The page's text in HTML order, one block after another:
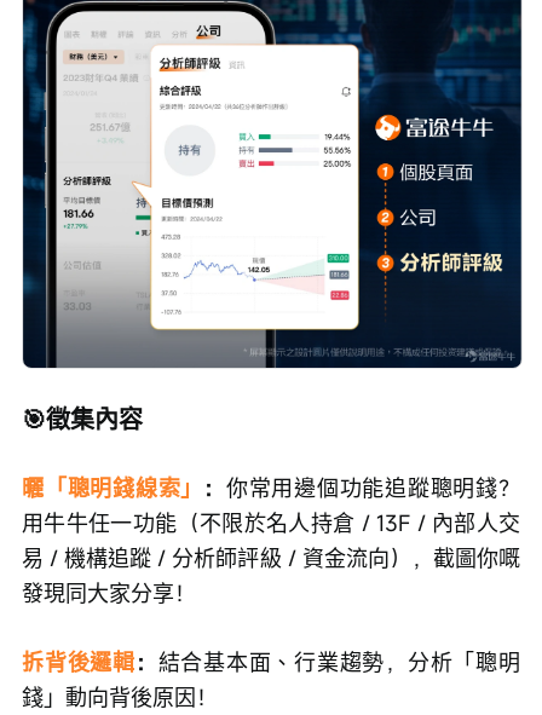
🎯徵集內容
曬「聰明錢線索」 ： 你常用邊個功能追蹤聰明錢？
用牛牛任一功能（不限於名人持倉 / 13F / 內部人交
易 / 機構追蹤 / 分析師評級 / 資金流向），截圖你嘅
發現同大家分享！
拆背後邏輯： 結合基本面、行業趨勢，分析「聰明
錢」動向背後原因！